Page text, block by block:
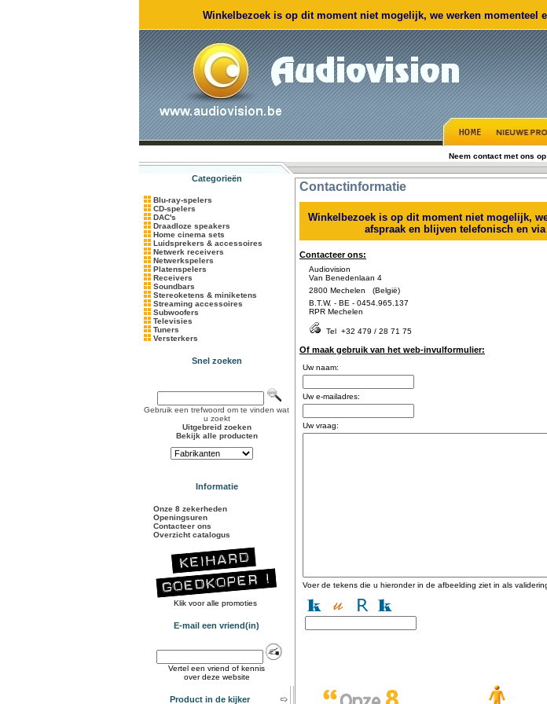
Winkelbezoek is op dit moment niet mogelijk, we werken momenteel
Neem contact met ons op
Categorieën
Blu-ray-spelers
CD-spelers
DAC's
Draadloze speakers
Home cinema sets
Luidsprekers & accessoires
Netwerk receivers
Netwerkspelers
Platenspelers
Receivers
Soundbars
Stereoketens & miniketens
Streaming accessoires
Subwoofers
Televisies
Tuners
Versterkers
Snel zoeken
Gebruik een trefwoord om te vinden wat
u zoekt
Uitgebreid zoeken
Bekijk alle producten
Informatie
Onze 8 zekerheden
Openingsuren
Contacteer ons
Overzicht catalogus
Klik voor alle promoties
E-mail een vriend(in)
Vertel een vriend of kennis
over deze website
Product in de kijker
Contactinformatie
Winkelbezoek is op dit moment niet mogelijk,
afspraak en blijven telefonisch en
Contacteer ons:
Audiovision
Van Benedenlaan 4
2800 Mechelen (België)
B.T.W. - BE - 0454.965.137
RPR Mechelen
Tel +32 479 / 28 71 75
Of maak gebruik van het web-invulformulier:
Uw naam:
Uw e-mailadres:
Uw vraag:
Voer de tekens die u hieronder in de afbeelding ziet in als